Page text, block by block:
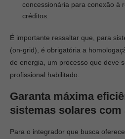
concessionária para conexão à
créditos.
É importante ressaltar que, para
(on-grid), é obrigatória a
de energia, um processo que deve
profissional habilitado.
Garanta máxima
sistemas solares com
Para o integrador que busca